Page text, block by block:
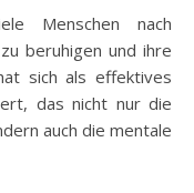
Menschen nach
beruhigen und ihre
sich als effektives
das nicht nur die
auch die mentale